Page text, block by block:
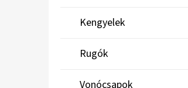
Kengyelek
Rugók
Vonócsapok